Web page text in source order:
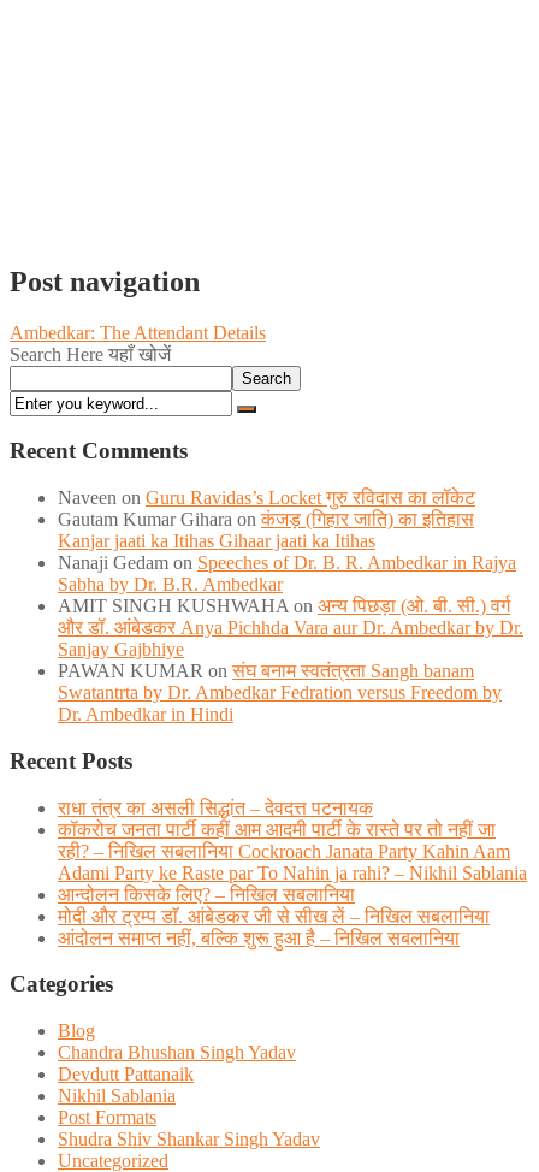
Post navigation
Ambedkar: The Attendant Details
Search Here यहाँ खोजें
Search
Recent Comments
Naveen on Guru Ravidas’s Locket गुरु रविदास का लॉकेट
Gautam Kumar Gihara onकंजड़ (गिहार जाति) का इतिहास
Kanjar jaati ka Itihas Gihaar jaati ka Itihas
Nanaji Gedam on Speeches of Dr. B. R. Ambedkar in Rajya
Sabha by Dr. B.R. Ambedkar
AMIT SINGH KUSHWAHA on अन्य पिछड़ा (ओ. बी. सी.) वर्ग
और डॉ. आंबेडकर Anya Pichhda Vara aur Dr. Ambedkar by Dr.
Sanjay Gajbhiye
PAWAN KUMAR onसंघ बनाम स्वतंत्रता Sangh banam
Swatantrta by Dr. Ambedkar Fedration versus Freedom by
Dr. Ambedkar in Hindi
Recent Posts
राधा तंत्र का असली सिद्धांत – देवदत्त पटनायक
कॉकरोच जनता पार्टी कहीं आम आदमी पार्टी के रास्ते पर तो नहीं जा
रही? – निखिल सबलानिया Cockroach Janata Party Kahin Aam
Adami Party ke Raste par To Nahin ja rahi? – Nikhil Sablania
आन्दोलन किसके लिए? – निखिल सबलानिया
मोदी और ट्रम्प डाॅ. आंबेडकर जी से सीख लें – निखिल सबलानिया
आंदोलन समाप्त नहीं, बल्कि शुरू हुआ है – निखिल सबलानिया
Categories
Blog
Chandra Bhushan Singh Yadav
Devdutt Pattanaik
Nikhil Sablania
Post Formats
Shudra Shiv Shankar Singh Yadav
Uncategorized